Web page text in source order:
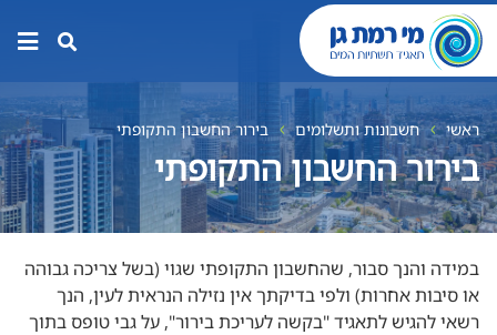
ראשי חשבונות ותשלומים בירור החשבון התקופתי
בירור החשבון התקופתי
במידה והנך סבור, שהחשבון התקופתי שגוי (בשל צריכה גבוהה
או סיבות אחרות) ולפי בדיקתך אין נזילה הנראית לעין, הנך
רשאי להגיש לתאגיד "בקשה לעריכת בירור", על גבי טופס בתוך